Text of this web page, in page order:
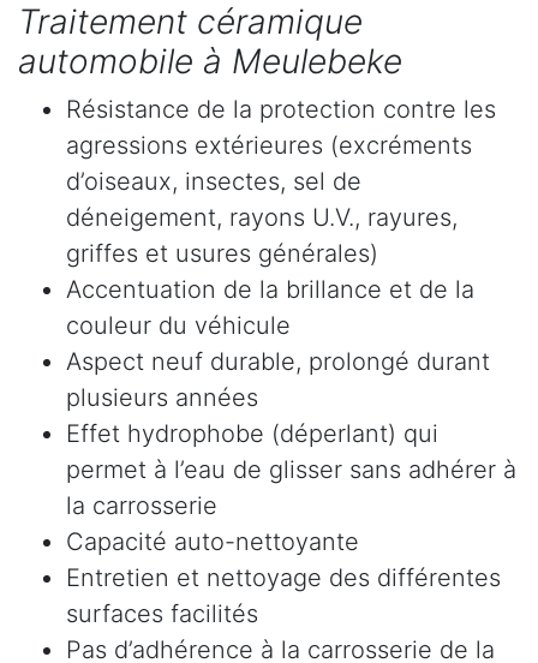
Traitement céramique
automobile à Meulebeke
Résistance de la protection contre les
agressions extérieures (excréments
d’oiseaux, insectes, sel de
déneigement, rayons U.V., rayures,
griffes et usures générales)
Accentuation de la brillance et de la
couleur du véhicule
Aspect neuf durable, prolongé durant
plusieurs années
Effet hydrophobe (déperlant) qui
permet à l’eau de glisser sans adhérer à
la carrosserie
Capacité auto-nettoyante
Entretien et nettoyage des différentes
surfaces facilités
Pas d’adhérence à la carrosserie de la